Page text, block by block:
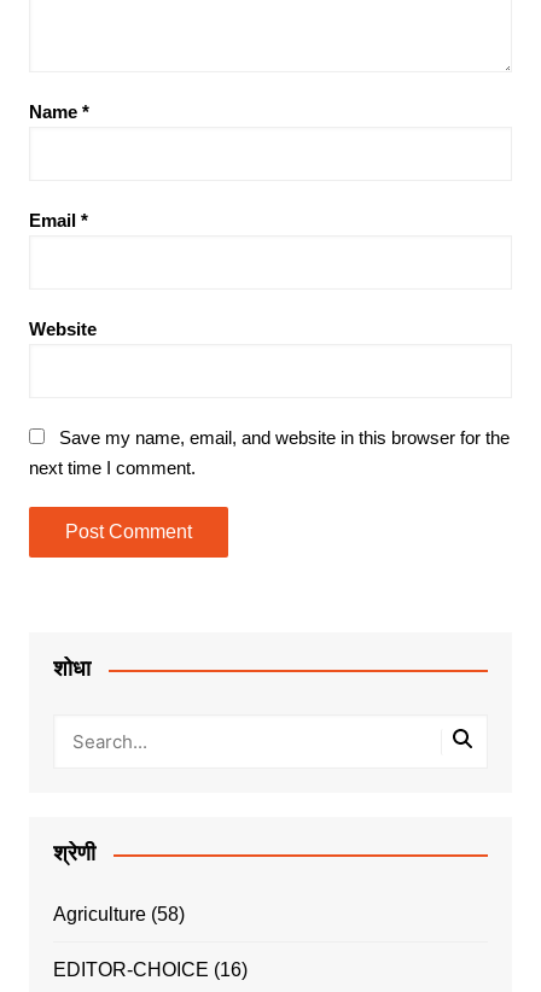
Name *
Email *
Website
Save my name, email, and website in this browser for the
next time I comment.
शोधा
श्रेणी
Agriculture(58)
EDITOR-CHOICE (16)